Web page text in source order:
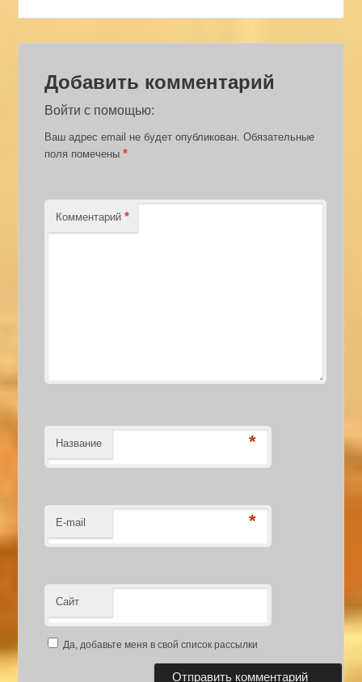
Добавить комментарий
Войти с помощью:
Ваш адрес email не будет опубликован. Обязательные
поля помечены*
Комментарий*
Название *
E-mail *
Сайт
Да, добавьте меня в свой список рассылки